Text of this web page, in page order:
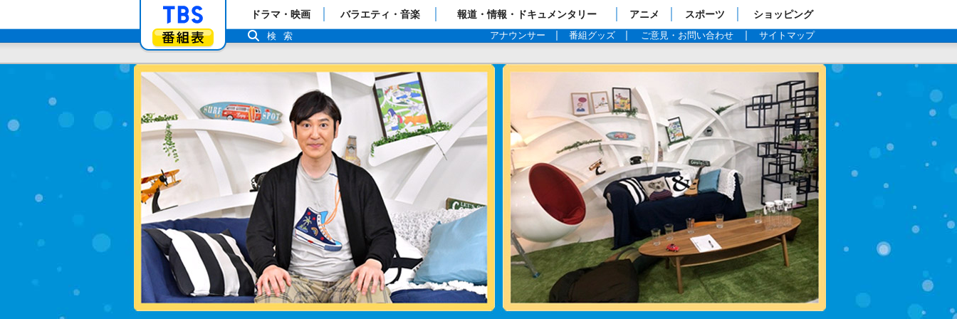
「TBSテレビ」トップページ
番組表
ドラマ・映画 バラエティ・音楽 報道・情報・ドキュメンタリー アニメ スポーツ ショッピング
アナウンサー 番組グッズ ご意見・お問い合わせ サイトマップ
検索